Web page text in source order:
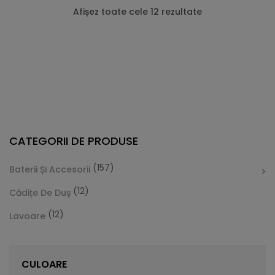
Cădiță De Duș Dalia, Alb, Cu Sifon Inclus
Vă prezentăm Cădița de duș Dalia, care este foarte
Afișez toate cele 12 rezultate
CATEGORII DE PRODUSE
Baterii Și Accesorii (157)
Cădițe De Duș (12)
Lavoare (12)
CULOARE